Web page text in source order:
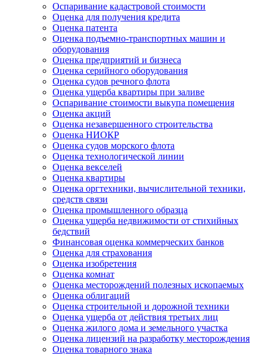
Оспаривание кадастровой стоимости
Оценка для получения кредита
Оценка патента
Оценка подъемно-транспортных машин и
оборудования
Оценка предприятий и бизнеса
Оценка серийного оборудования
Оценка судов речного флота
Оценка ущерба квартиры при заливе
Оспаривание стоимости выкупа помещения
Оценка акций
Оценка незавершенного строительства
Оценка НИОКР
Оценка судов морского флота
Оценка технологической линии
Оценка векселей
Оценка квартиры
Оценка оргтехники, вычислительной техники,
средств связи
Оценка промышленного образца
Оценка ущерба недвижимости от стихийных
бедствий
Финансовая оценка коммерческих банков
Оценка для страхования
Оценка изобретения
Оценка комнат
Оценка месторождений полезных ископаемых
Оценка облигаций
Оценка строительной и дорожной техники
Оценка ущерба от действия третьих лиц
Оценка жилого дома и земельного участка
Оценка лицензий на разработку месторождения
Оценка товарного знака